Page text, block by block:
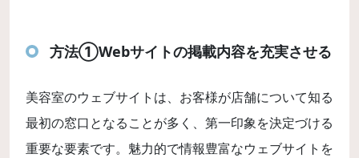
方法①Webサイトの掲載内容を充実させる
美容室のウェブサイトは、お客様が店舗について知る
最初の窓口となることが多く、第一印象を決定づける
重要な要素です。魅力的で情報豊富なウェブサイトを